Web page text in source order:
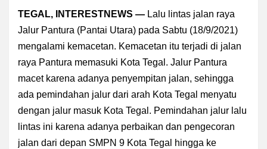
TEGAL, INTERESTNEWS — Lalu lintas jalan raya
Jalur Pantura (Pantai Utara) pada Sabtu (18/9/2021)
mengalami kemacetan. Kemacetan itu terjadi di jalan
raya Pantura memasuki Kota Tegal. Jalur Pantura
macet karena adanya penyempitan jalan, sehingga
ada pemindahan jalur dari arah Kota Tegal menyatu
dengan jalur masuk Kota Tegal. Pemindahan jalur lalu
lintas ini karena adanya perbaikan dan pengecoran
jalan dari depan SMPN 9 Kota Tegal hingga ke